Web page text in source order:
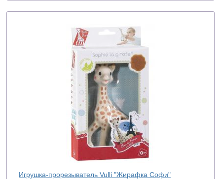
Игрушка-прорезыватель Vulli "Жирафка Софи"